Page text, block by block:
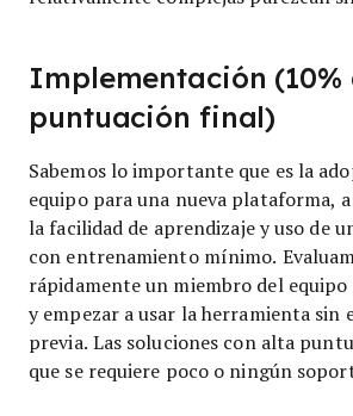
Implementación (10%
puntuación final)
Sabemos lo importante que es la
equipo para una nueva plataforma,
la facilidad de aprendizaje y uso de
con entrenamiento mínimo.
rápidamente un miembro del
y empezar a usar la herramienta sin
previa. Las soluciones con alta
que se requiere poco o ningún